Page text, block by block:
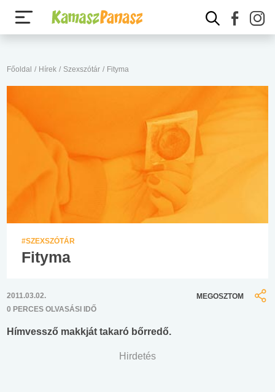
Főoldal / Hírek / Szexszótár / Fityma
#SZEXSZÓTÁR
Fityma
2011.03.02.
0 PERCES OLVASÁSI IDŐ
MEGOSZTOM
Hímvessző makkját takaró bőrredő.
Hirdetés